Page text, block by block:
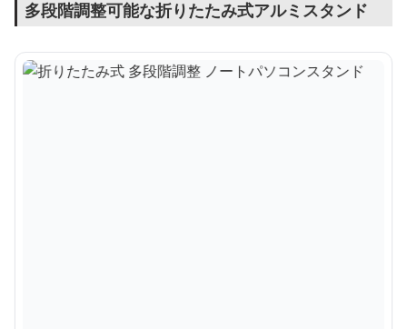
多段階調整可能な折りたたみ式アルミスタンド